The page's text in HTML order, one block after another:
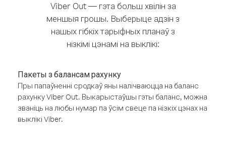
Viber Out — гэта больш хвілін за
меншыя грошы. Выберыце адзін з
нашых гібкіх тарыфных планаў з
нізкімі цэнамі на выклікі:
Пакеты з балансам рахунку
Пры папаўненні сродкаў яны налічваюцца на баланс
рахунку Viber Out. Выкарыстаўшы гэты баланс, можна
званіць на любы нумар па ўсім свеце па нізкіх цэнах на
выклікі Viber.